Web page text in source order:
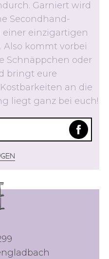
Garniert wird
Secondhand-
einzigartigen
kommt vorbei
Schnäppchen oder
bringt eure
an die
liegt ganz bei euch!